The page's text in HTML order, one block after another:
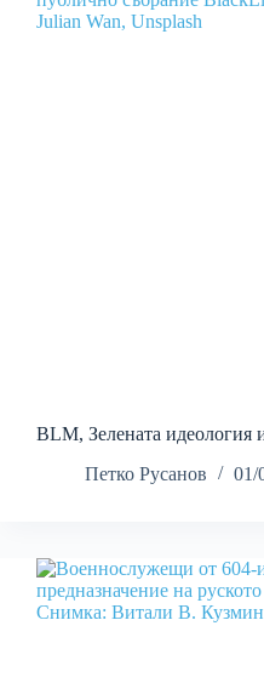
BLM, Зелената идеология
Петко Русанов
01/